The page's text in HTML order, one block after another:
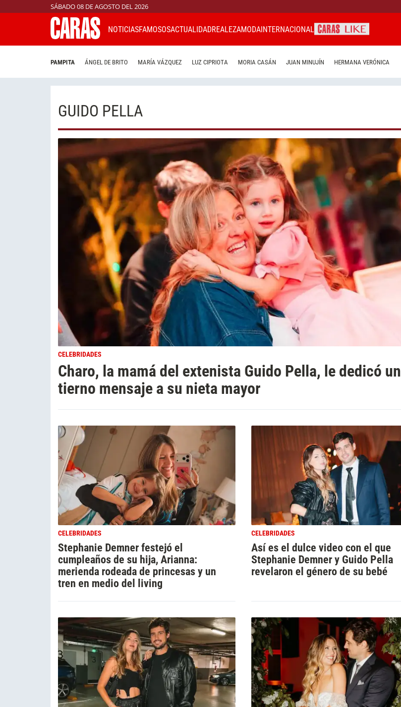
SÁBADO 08 DE AGOSTO DEL 2026
NOTICIASFAMOSOSACTUALIDADREALEZAMODAINTERNACIONAL
PAMPITA ÁNGEL DE BRITO MARÍA VÁZQUEZ LUZ CIPRIOTA MORIA CASÁN JUAN MINUJÍN HERMANA VERÓNICA
GUIDO PELLA
CELEBRIDADES
Charo, la mamá del extenista Guido Pella, le dedicó un
tierno mensaje a su nieta mayor
CELEBRIDADES
Stephanie Demner festejó el
cumpleaños de su hija, Arianna:
merienda rodeada de princesas y un
tren en medio del living
CELEBRIDADES
Así es el dulce video con el que
Stephanie Demner y Guido Pella
revelaron el género de su bebé